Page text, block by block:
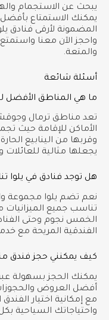
يبحث عن الاستجمام
يمكنك الاستمتاع
المضمونة لأرقى فنادق
واحجز الآن معنا
والمتعة.
أسئلة شائعة
ما هي المناطق الأفضل
تعد مناطق ترمال
الأماكن للإقامة حيث
وقربها من الينابيع
يجعلها مثالية للعائلات
هل توجد فنادق في يلوا
نعم تضم يلوا مجموعة
تناسب جميع الميزانيات
الخمس نجوم وحتى
الفندقية المريحة مع
كيف يمكنني حجز فندق
يمكنك الحجز بسهولة
أفضل العروض
مع إمكانية اختيار
واحتياجاتك السياحية